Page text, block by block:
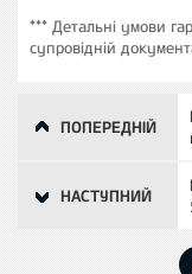
*** Детальні умови
супровідній
ПОПЕРЕДНІЙ
НАСТУПНИЙ